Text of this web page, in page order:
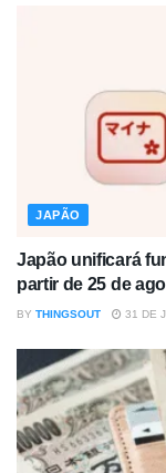
JAPÃO
Japão unificará
partir de 25 de
BY THINGSOUT 31 DE